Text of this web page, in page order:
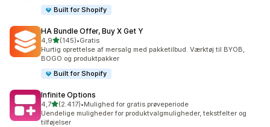
Built for Shopify
HA Bundle Offer, Buy X Get Y
4,9ud af 5 stjerner
(145)
145 anmeldelser i alt
•Gratis
Hurtig oprettelse af mersalg med pakketilbud. Værktøj til BYOB,
BOGO og produktpakker
Built for Shopify
Infinite Options
4,7ud af 5 stjerner
(2.417)
2417 anmeldelser i alt
•Mulighed for gratis prøveperiode
Uendelige muligheder for produktvalgmuligheder, tekstfelter og
tilføjelser